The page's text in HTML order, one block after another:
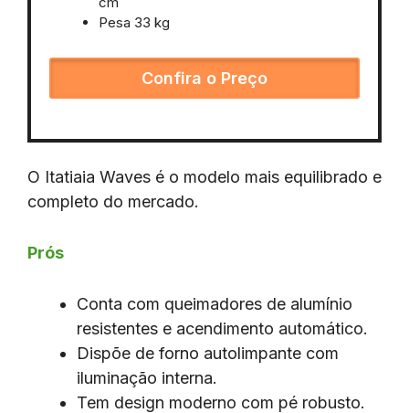
Pesa 33 kg
Confira o Preço
O Itatiaia Waves é o modelo mais equilibrado e
completo do mercado.
Prós
Conta com queimadores de alumínio
resistentes e acendimento automático.
Dispõe de forno autolimpante com
iluminação interna.
Tem design moderno com pé robusto.